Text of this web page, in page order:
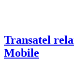
Transatel
Mobile